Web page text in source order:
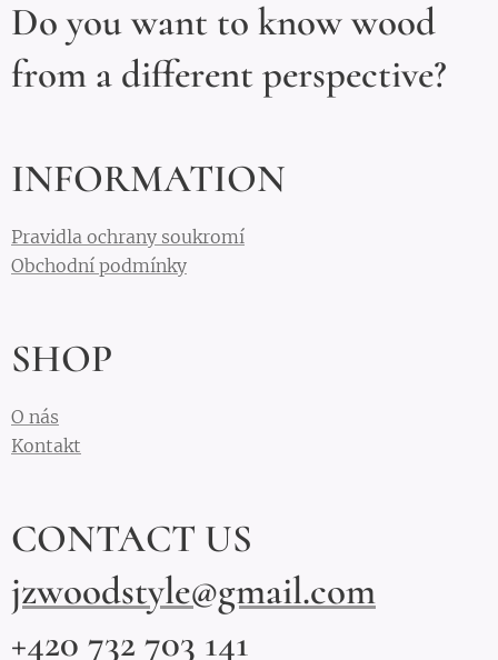
Do you want to know wood
from a different perspective?
INFORMATION
Pravidla ochrany soukromí
Obchodní podmínky
SHOP
O nás
Kontakt
CONTACT US
jzwoodstyle@gmail.com
+420 732 703 141